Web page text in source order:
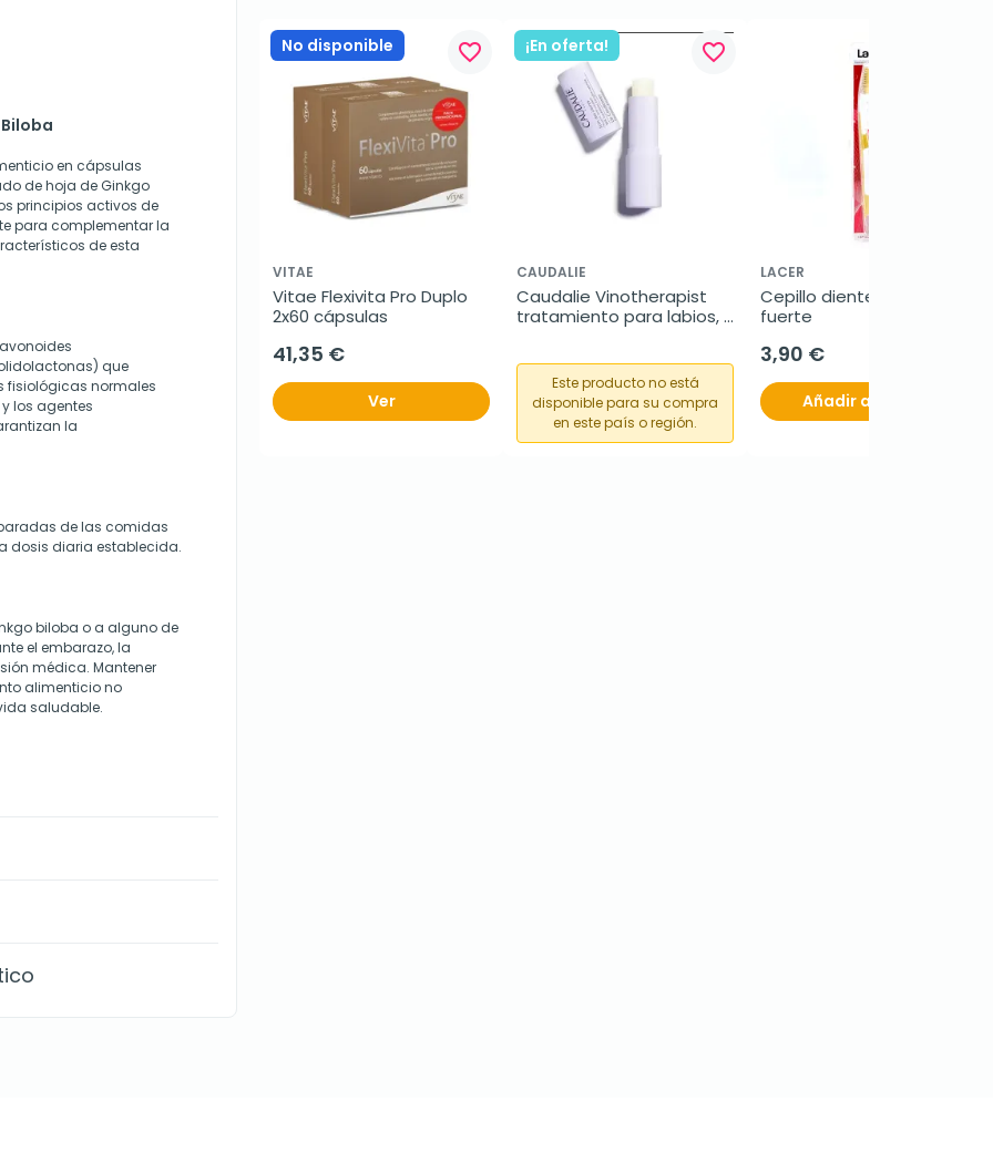
en cápsulas
de hoja de Ginkgo
principios activos de
para complementar la
de esta
que
fisiológicas normales
los agentes
la
de las comidas
dosis diaria establecida.
biloba o a alguno de
el embarazo, la
médica. Mantener
alimenticio no
saludable.
No disponible favorite_border
VITAE
Vitae Flexivita Pro Duplo
2x60 cápsulas
41,35 €
Ver
¡En oferta! favorite_border
CAUDALIE
Caudalie Vinotherapist
tratamiento para labios,
Este producto no está
disponible para su compra
en este país o región.
LACER
Cepillo dientes Lacer
fuerte
3,90 €
Añadir al carrito